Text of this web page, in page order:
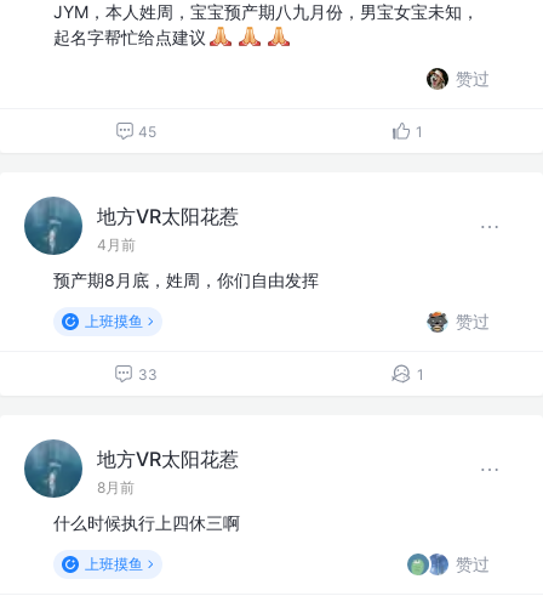
JYM，本人姓周，宝宝预产期八九月份，男宝女宝未知，
起名字帮忙给点建议
赞过
45 1
地方VR太阳花惹
4月前
预产期8月底，姓周，你们自由发挥
上班摸鱼 赞过
33 1
地方VR太阳花惹
8月前
什么时候执行上四休三啊
上班摸鱼 赞过